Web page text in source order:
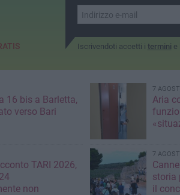
Iscrivendoti accetti i termini e
16 bis a Barletta,
verso Bari
7
Aria
TARI 2026,
non
7
storia
il